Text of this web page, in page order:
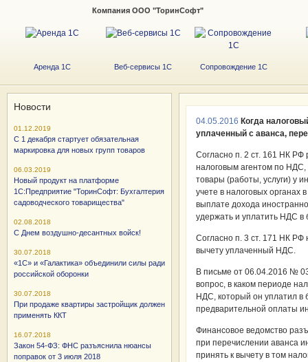
Компания ООО "ТоринСофт"
Аренда 1С Веб-сервисы 1С Сопровождение 1С
04.05.2016 Когда
уплаченный с аванса,
Согласно п. 2 ст. 161 НК РФ
налоговым агентом по
товары (работы, услуги) у
учете в налоговых органах
выплате дохода
удержать и уплатить НДС в
Согласно п. 3 ст. 171 НК РФ
вычету уплаченный НДС.
В письме от 06.04.2016 №
вопрос, в каком периоде
НДС, который он уплатил в
предварительной оплаты
Финансовое ведомство
при перечислении аванса
принять к вычету в том
Новости
01.12.2019
С 1 декабря стартует обязательная
маркировка для новых групп товаров
06.03.2019
Новый продукт на платформе
1С:Предприятие "ТоринСофт: Бухгалтерия
садоводческого товарищества"
02.08.2018
С Днем воздушно-десантных войск!
30.07.2018
«1С» и «Галактика» объединили силы ради
российской оборонки
30.07.2018
При продаже квартиры застройщик должен
применять ККТ
16.07.2018
Закон 54-ФЗ: ФНС разъяснила нюансы
поправок от 3 июля 2018